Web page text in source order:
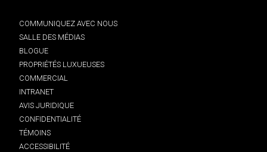
COMMUNIQUEZ AVEC NOUS
SALLE DES MÉDIAS
BLOGUE
PROPRIÉTÉS LUXUEUSES
COMMERCIAL
INTRANET
AVIS JURIDIQUE
CONFIDENTIALITÉ
TÉMOINS
ACCESSIBILITÉ